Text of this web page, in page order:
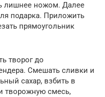
лишнее ножом. Далее
подарка. Приложить
прямоугольник
творог до
Смешать сливки и
сахар, взбить в
творожную смесь,